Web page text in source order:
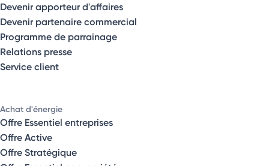
Devenir apporteur d'affaires
Devenir partenaire commercial
Programme de parrainage
Relations presse
Service client
Achat d'énergie
Offre Essentiel entreprises
Offre Active
Offre Stratégique